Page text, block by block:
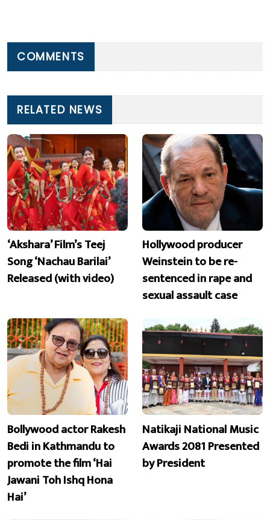
COMMENTS
RELATED NEWS
‘Akshara’ Film’s Teej
Song ‘Nachau Barilai’
Released (with video)
Hollywood producer
Weinstein to be re-
sentenced in rape and
sexual assault case
Bollywood actor Rakesh
Bedi in Kathmandu to
promote the film ‘Hai
Jawani Toh Ishq Hona
Hai’
Natikaji National Music
Awards 2081 Presented
by President